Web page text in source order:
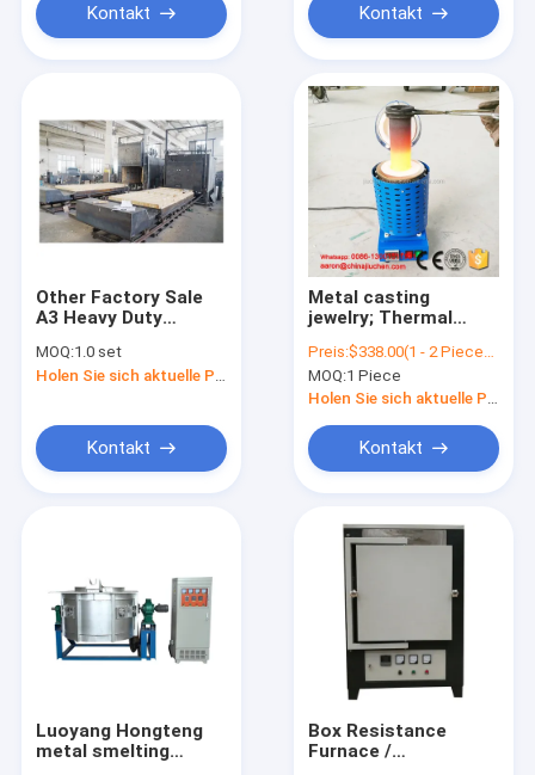
Kontakt Kontakt
Other Factory Sale
A3 Heavy Duty
Bottom Annealing
Furnace
MOQ:1.0 set
Kontakt
Metal casting
jewelry; Thermal
Laboratory Heating
Furnace Muffle
Furnace
Furnace
Preis:$338.00(1 - 2 Pieces) $294.00(>=3 Pieces)
MOQ:1 Piece
Kontakt
Luoyang Hongteng
metal smelting
Box Resistance
Furnace /